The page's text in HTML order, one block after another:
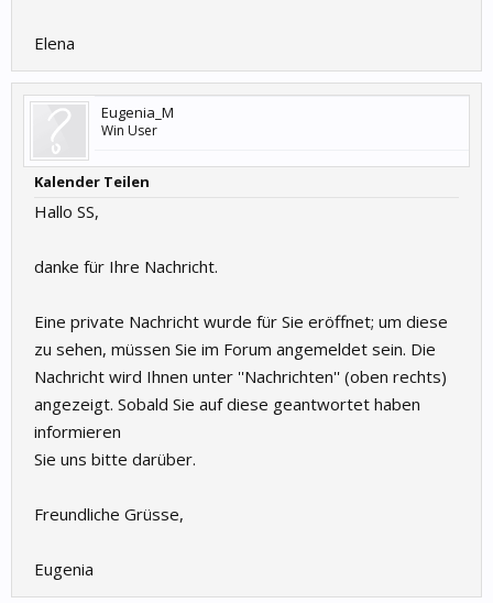
Elena
Eugenia_M
Win User
Kalender Teilen
Hallo SS,
danke für Ihre Nachricht.
Eine private Nachricht wurde für Sie eröffnet; um diese
zu sehen, müssen Sie im Forum angemeldet sein. Die
Nachricht wird Ihnen unter ''Nachrichten'' (oben rechts)
angezeigt. Sobald Sie auf diese geantwortet haben
informieren
Sie uns bitte darüber.
Freundliche Grüsse,
Eugenia